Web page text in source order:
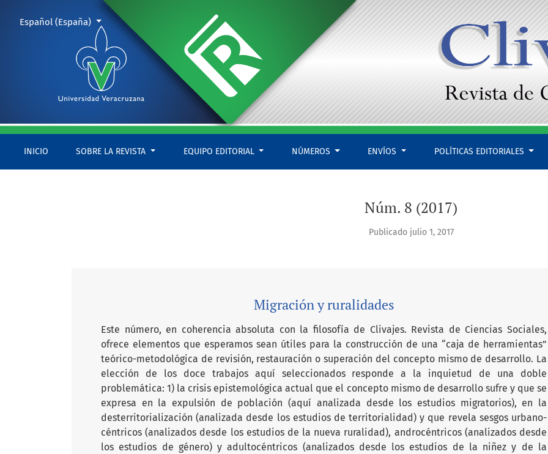
Núm. 8 (2017): Migración y ruralidades
INICIO SOBRE LA REVISTA EQUIPO EDITORIAL NÚMEROS ENVÍOS POLÍTICAS EDITORIALES
Cambiar el idioma. El actual es:
Español (España)
Núm. 8 (2017)
Publicado julio 1, 2017
Migración y ruralidades
Este número, en coherencia absoluta con la filosofía de Clivajes. Revista de Ciencias Sociales,
ofrece elementos que esperamos sean útiles para la construcción de una “caja de herramientas”
teórico-metodológica de revisión, restauración o superación del concepto mismo de desarrollo. La
elección de los doce trabajos aquí seleccionados responde a la inquietud de una doble
problemática: 1) la crisis epistemológica actual que el concepto mismo de desarrollo sufre y que se
expresa en la expulsión de población (aquí analizada desde los estudios migratorios), en la
desterritorialización (analizada desde los estudios de territorialidad) y que revela sesgos urbano-
céntricos (analizados desde los estudios de la nueva ruralidad), androcéntricos (analizados desde
los estudios de género) y adultocéntricos (analizados desde los estudios de la niñez y de la